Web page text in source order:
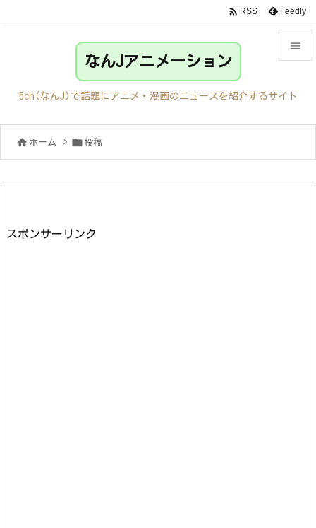

サイド
前へ

 RSS Feedly
なんJアニメーション
5ch(なんJ)で話題にアニメ・漫画のニュースを紹介するサイト
 ホーム >  投稿
スポンサーリンク